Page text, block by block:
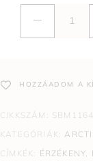
HOZZÁADOM A
CIKKSZÁM:
KATEGÓRIÁK:
CÍMKÉK: ÉRZÉKENY,